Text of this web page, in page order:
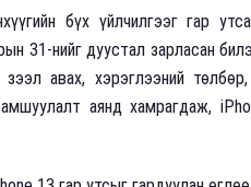
бүх үйлчилгээг гар
31-нийг дуустал зарласан
зээл авах, хэрэглээний
аянд хамрагдаж,